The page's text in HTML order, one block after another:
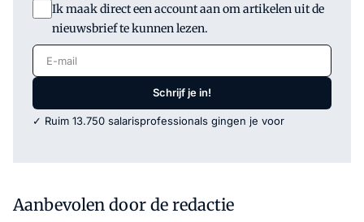
Ik maak direct een account aan om artikelen uit de
nieuwsbrief te kunnen lezen.
E-mail
Schrijf je in!
✓ Ruim 13.750 salarisprofessionals gingen je voor
Aanbevolen door de redactie